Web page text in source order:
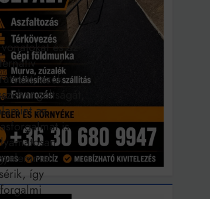
és az
azok
az
is
így